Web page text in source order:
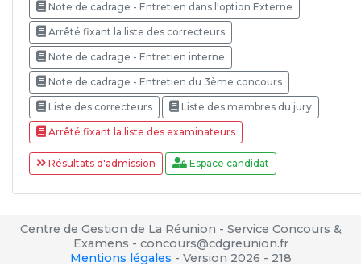
Note de cadrage - Entretien dans l'option Externe
Arrêté fixant la liste des correcteurs
Note de cadrage - Entretien interne
Note de cadrage - Entretien du 3ème concours
Liste des correcteurs Liste des membres du jury
Arrêté fixant la liste des examinateurs
Résultats d'admission Espace candidat
Centre de Gestion de La Réunion - Service Concours &
Examens - concours@cdgreunion.fr
Mentions légales - Version 2026 - 218